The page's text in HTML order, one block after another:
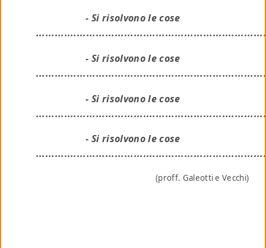
- Si risolvono le cose
- Si risolvono le cose
- Si risolvono le cose
- Si risolvono le cose
(proff. Galeotti e Vecchi)